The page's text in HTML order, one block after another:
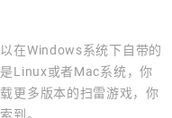
在Windows系统下自带的
Linux或者Mac系统，你
更多版本的扫雷游戏，你
到。